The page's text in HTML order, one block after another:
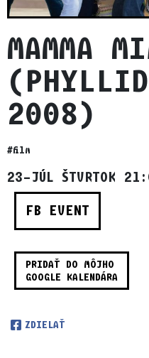
MAMMA
2008)
#film
23–JÚL ŠTVRTOK
FB EVENT
PRIDAŤ DO MÔJHO
GOOGLE KALENDÁRA
ZDIELAŤ